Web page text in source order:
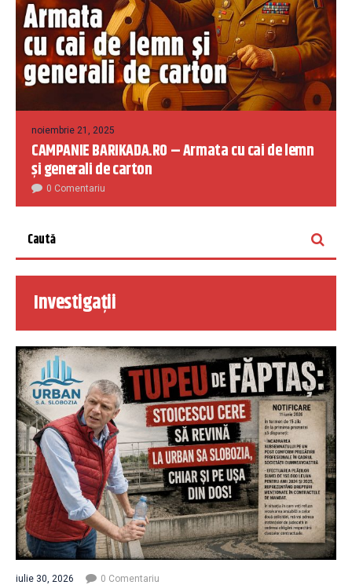
noiembrie 21, 2025
CAMPANIE BARIKADA.RO – Armata cu cai de lemn
și generali de carton
0 Comentariu
Investigații
iulie 30, 2026 0 Comentariu